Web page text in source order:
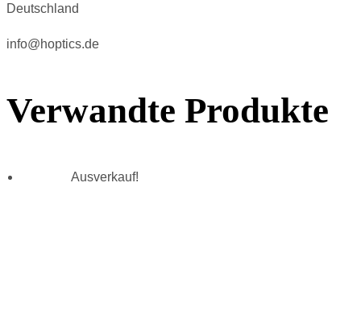
Deutschland
info@hoptics.de
Verwandte Produkte
Ausverkauf!